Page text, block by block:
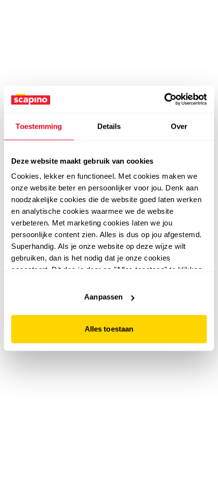
Toestemming Details Over
Deze website maakt gebruik van cookies
Cookies, lekker en functioneel. Met cookies maken we
onze website beter en persoonlijker voor jou. Denk aan
noodzakelijke cookies die de website goed laten werken
en analytische cookies waarmee we de website
verbeteren. Met marketing cookies laten we jou
persoonlijke content zien. Alles is dus op jou afgestemd.
Superhandig. Als je onze website op deze wijze wilt
gebruiken, dan is het nodig dat je onze cookies
accepteert. Dit doe je door op "Alles toestaan" te klikken.
website niet optimaal functioneert.
Aanpassen
Alles toestaan